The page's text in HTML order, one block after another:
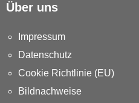
Über uns
Impressum
Datenschutz
Cookie Richtlinie (EU)
Bildnachweise